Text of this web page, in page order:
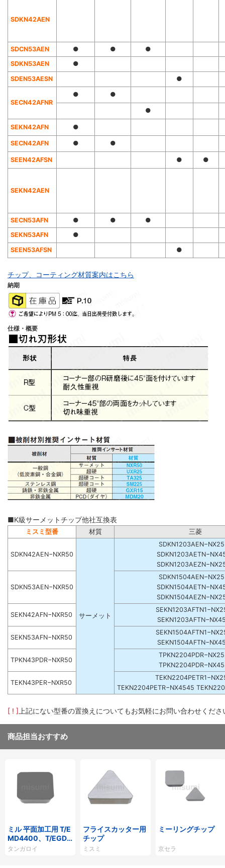
SDKN42AEN
SDCN53AEN ● ●
●
SDKN53AEN
●
SDEN53AESN
●
SECN42AFNR
● ●
●
SEKN42AFN ●
SECN42AFN ● ●
SEEN42AFSN ● ●
SEKN42AEN
SECN53AFN ● ●
●
SEKN53AFN
●
SEEN53AFSN
●
チップ、コーティング材質案内はこちら
納期
仕様・概要
■K級サーメットチップ他社互換表
ミスミ型番 材質 三菱
SDKN42AEN−NXR50
サーメット
SDKN53AEN−NXR50
SEKN42AFN−NXR50
SEKN53AFN−NXR50
TPKN43PDR−NXR50
TEKN43PER−NXR50
TEKN2204PETR−NX4545
[ ! ] 上記にない型番の置換えについてもお気軽にお問い合わせくださ
商品担当おすすめ
ミル 平面加工用 T/E
MD4400、T/EGD4
400用インサート
タンガロイ
フライスカッター用
チップ
ミスミ
ミーリングチップ
京セラ